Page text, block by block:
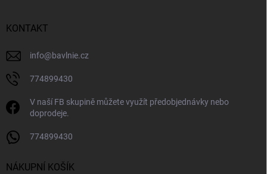
KONTAKT
info@bavlnie.cz
774899430
V naší FB skupině můžete využít předobjednávky nebo
doprodeje.
774899430
NÁKUPNÍ KOŠÍK